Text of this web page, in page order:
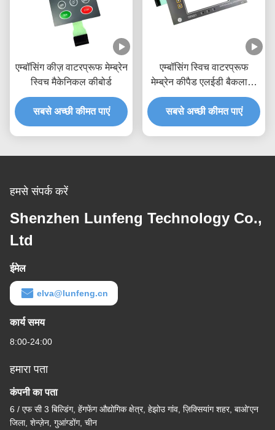
एम्बॉसिंग कीज़ वाटरप्रूफ मेम्ब्रेन
स्विच मैकेनिकल कीबोर्ड
सबसे अच्छी कीमत पाएं
एम्बॉसिंग स्विच वाटरप्रूफ
मेम्ब्रेन कीपैड एलईडी बैकलाइट
एलसीडी विंडो
सबसे अच्छी कीमत पाएं
हमसे संपर्क करें
Shenzhen Lunfeng Technology Co.,
Ltd
ईमेल
elva@lunfeng.cn
कार्य समय
8:00-24:00
हमारा पता
कंपनी का पता
6 / एफ सी 3 बिल्डिंग, हेंगफेंग औद्योगिक क्षेत्र, हेझोउ गांव, ज़िक्सियांग शहर, बाओ'एन
जिला, शेन्ज़ेन, गुआंग्डोंग, चीन